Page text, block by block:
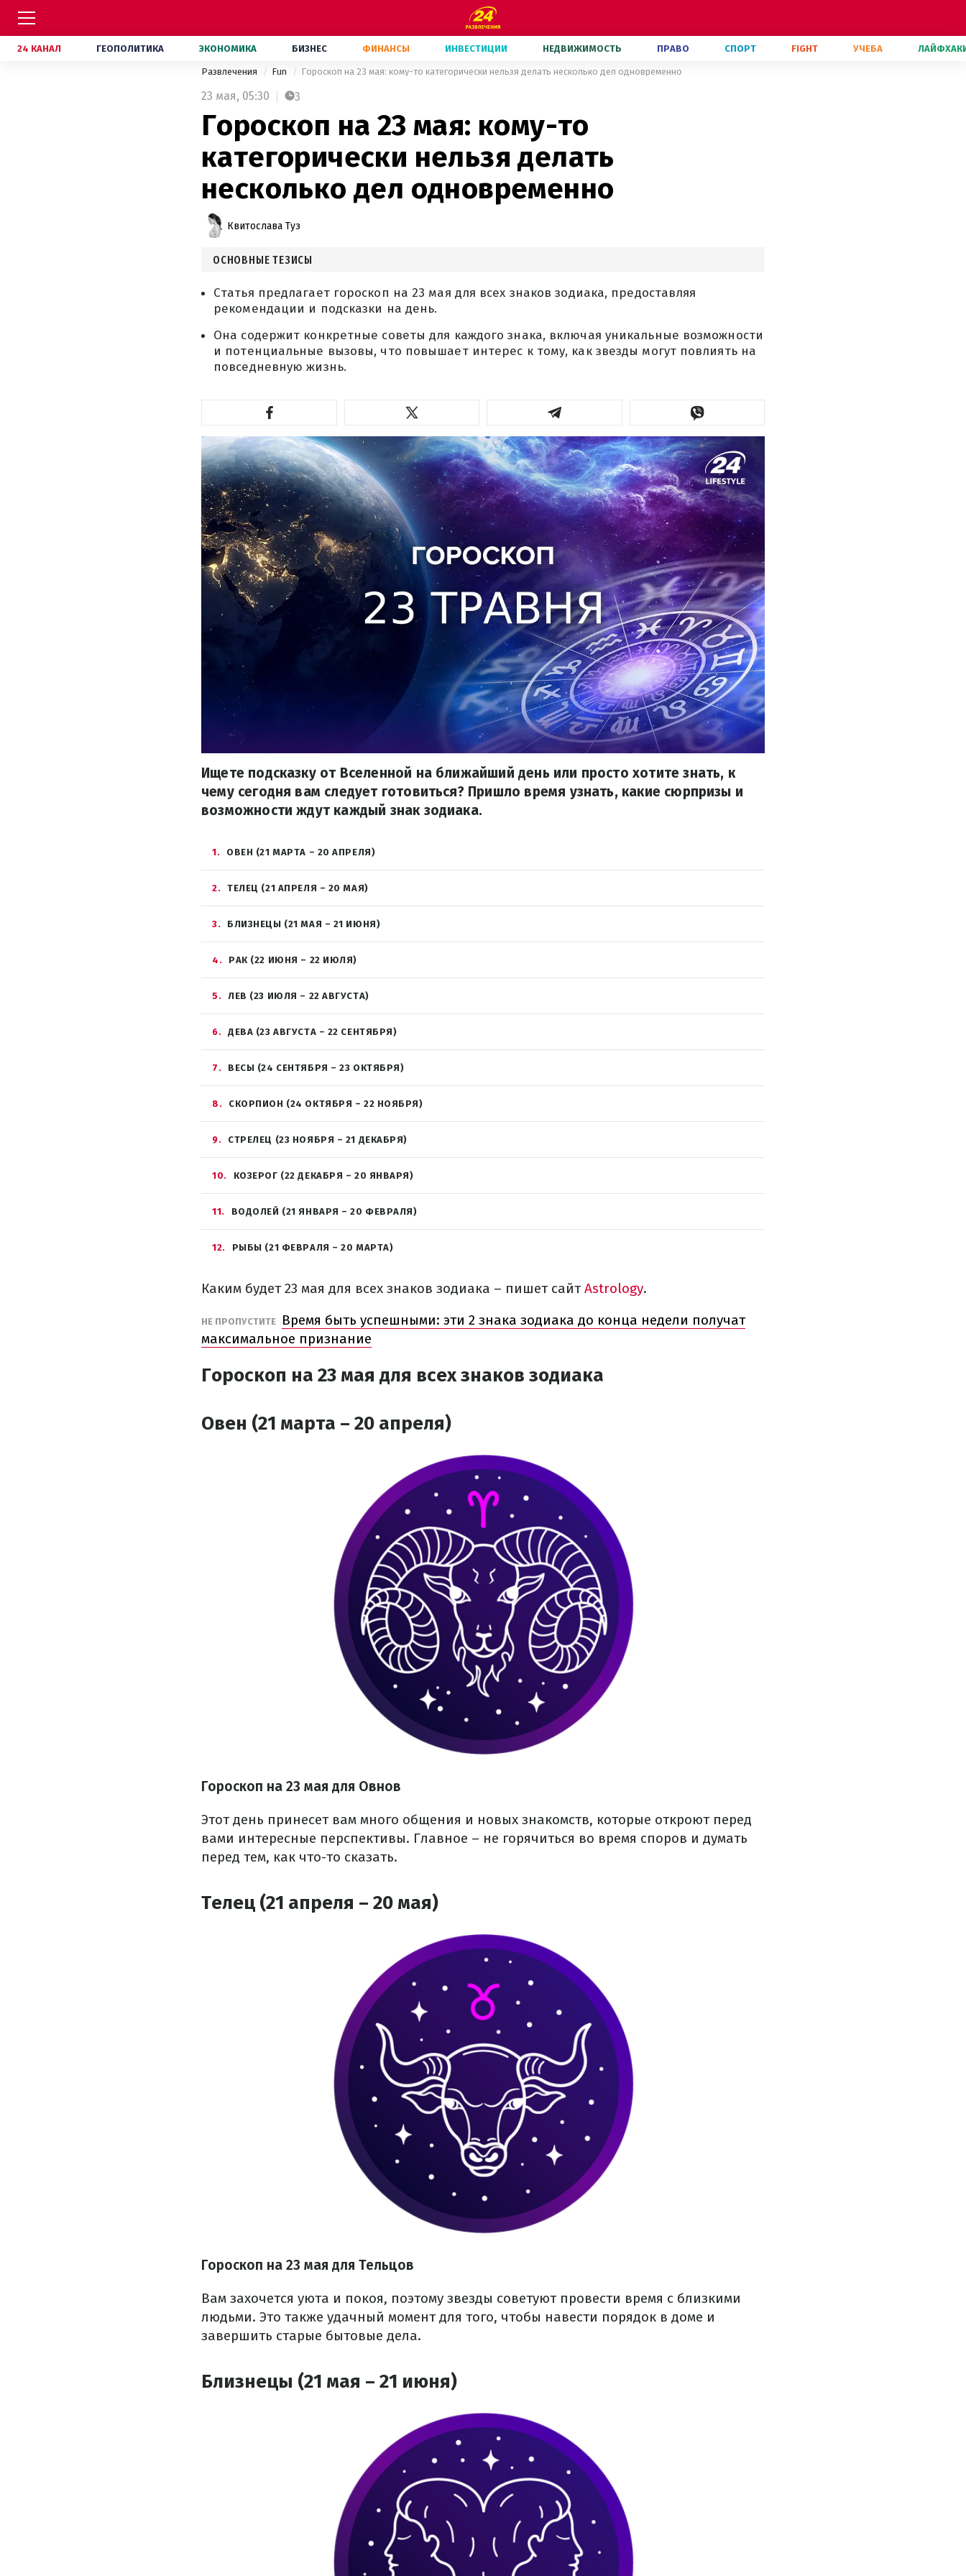
24 КАНАЛ ГЕОПОЛИТИКА ЭКОНОМИКА БИЗНЕС ФИНАНСЫ ИНВЕСТИЦИИ НЕДВИЖИМОСТЬ ПРАВО СПОРТ FIGHT УЧЕБА
Развлечения Fun Гороскоп на 23 мая: кому-то категорически нельзя делать несколько дел одновременно
23 мая, 05:30 3
Гороскоп на 23 мая: кому-то
категорически нельзя делать
несколько дел одновременно
Квитослава Туз
ОСНОВНЫЕ ТЕЗИСЫ
Статья предлагает гороскоп на 23 мая для всех знаков зодиака, предоставляя
рекомендации и подсказки на день.
Она содержит конкретные советы для каждого знака, включая уникальные возможности
и потенциальные вызовы, что повышает интерес к тому, как звезды могут повлиять на
повседневную жизнь.
Ищете подсказку от Вселенной на ближайший день или просто хотите знать, к
чему сегодня вам следует готовиться? Пришло время узнать, какие сюрпризы и
возможности ждут каждый знак зодиака.
1 ОВЕН (21 МАРТА – 20 АПРЕЛЯ)
2 ТЕЛЕЦ (21 АПРЕЛЯ – 20 МАЯ)
3 БЛИЗНЕЦЫ (21 МАЯ – 21 ИЮНЯ)
4 РАК (22 ИЮНЯ – 22 ИЮЛЯ)
5 ЛЕВ (23 ИЮЛЯ – 22 АВГУСТА)
6 ДЕВА (23 АВГУСТА – 22 СЕНТЯБРЯ)
7 ВЕСЫ (24 СЕНТЯБРЯ – 23 ОКТЯБРЯ)
8 СКОРПИОН (24 ОКТЯБРЯ – 22 НОЯБРЯ)
9 СТРЕЛЕЦ (23 НОЯБРЯ – 21 ДЕКАБРЯ)
10 КОЗЕРОГ (22 ДЕКАБРЯ – 20 ЯНВАРЯ)
11 ВОДОЛЕЙ (21 ЯНВАРЯ – 20 ФЕВРАЛЯ)
12 РЫБЫ (21 ФЕВРАЛЯ – 20 МАРТА)
Каким будет 23 мая для всех знаков зодиака – пишет сайтAstrology.
НЕ ПРОПУСТИТЕ
Время быть успешными: эти 2 знака зодиака до конца недели получат
максимальное признание
Гороскоп на 23 мая для всех знаков зодиака
Овен (21 марта – 20 апреля)
Гороскоп на 23 мая для Овнов
Этот день принесет вам много общения и новых знакомств, которые откроют перед
вами интересные перспективы. Главное – не горячиться во время споров и думать
перед тем, как что-то сказать.
Телец (21 апреля – 20 мая)
Гороскоп на 23 мая для Тельцов
Вам захочется уюта и покоя, поэтому звезды советуют провести время с близкими
людьми. Это также удачный момент для того, чтобы навести порядок в доме и
завершить старые бытовые дела.
Близнецы (21 мая – 21 июня)